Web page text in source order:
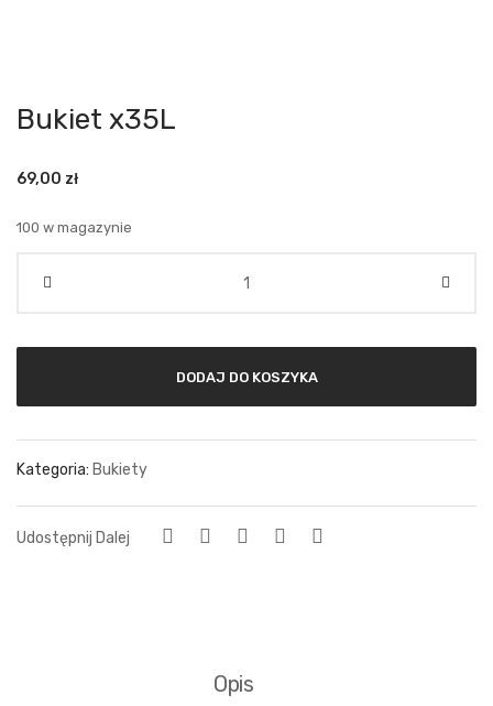
Bukiet x35L
69,00 zł
100 w magazynie
DODAJ DO KOSZYKA
Kategoria: Bukiety
Udostępnij Dalej
Opis